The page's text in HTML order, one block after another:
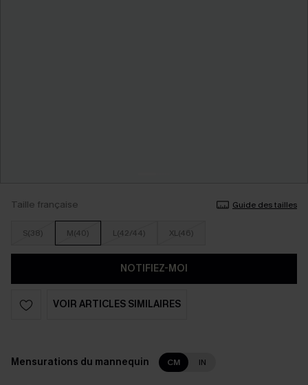
Taille française Guide des tailles
S(38) M(40) L(42/44) XL(46)
NOTIFIEZ-MOI
VOIR ARTICLES SIMILAIRES
Mensurations du mannequin CM IN